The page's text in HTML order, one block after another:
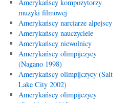
Amerykańscy kompozytorzy
muzyki filmowej
Amerykańscy narciarze alpejscy
Amerykańscy nauczyciele
Amerykańscy niewolnicy
Amerykańscy olimpijczycy
(Nagano 1998)
Amerykańscy olimpijczycy (Salt
Lake City 2002)
Amerykańscy olimpijczycy